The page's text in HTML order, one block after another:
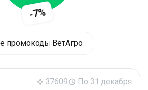
-7%
промокоды ВетАгро
37609 По 31 декабря